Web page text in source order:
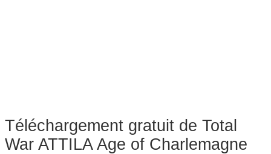
Téléchargement gratuit de Total
War ATTILA Age of Charlemagne